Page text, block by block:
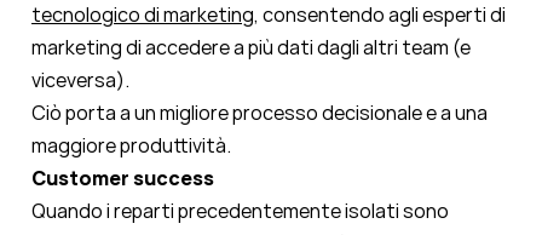
tecnologico di marketing, consentendo agli esperti di
marketing di accedere a più dati dagli altri team (e
viceversa).
Ciò porta a unmigliore processo decisionale e a una
maggiore produttività.
Customer success
Quando i reparti precedentemente isolati sono